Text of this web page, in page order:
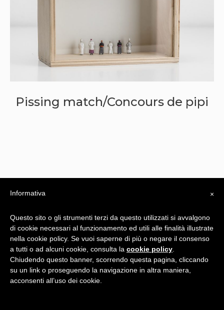
Pissing match/Concours de pipi
Privacy Policy
-
Fait par
×
Informativa
Questo sito o gli strumenti terzi da questo utilizzati si avvalgono
di cookie necessari al funzionamento ed utili alle finalità illustrate
nella cookie policy. Se vuoi saperne di più o negare il consenso
a tutti o ad alcuni cookie, consulta la cookie policy
Chiudendo questo banner, scorrendo questa pagina, cliccando
su un link o proseguendo la navigazione in altra maniera,
acconsenti all’uso dei cookie.